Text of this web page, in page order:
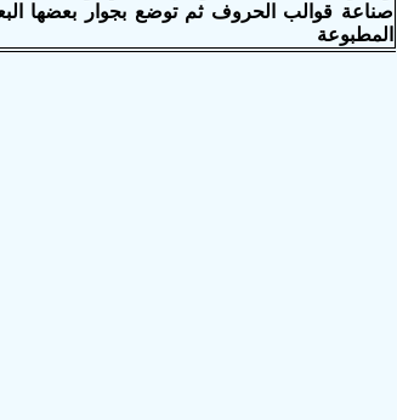
صناعة قوالب الحروف ثم توضع بجوار بعضها
المطبوعة